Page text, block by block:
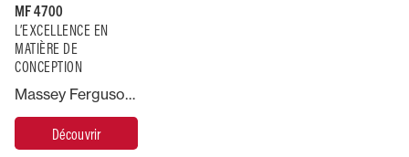
MF 4700
L’EXCELLENCE EN
MATIÈRE DE
CONCEPTION
Massey Ferguson a toujours offert aux agriculteurs des solutions à la fois innovantes et pratiques pour qu’ils puissent faire face aux défis du quotidien. La Gamme Mondiale MF 4700 perpétue cette tradition en proposant une gamme de tracteurs ultra modernes et performants, robustes et pratiques, offrant des niveaux d’efficacité exceptionnels pour tout type d’exploitation dans le monde.
Découvrir